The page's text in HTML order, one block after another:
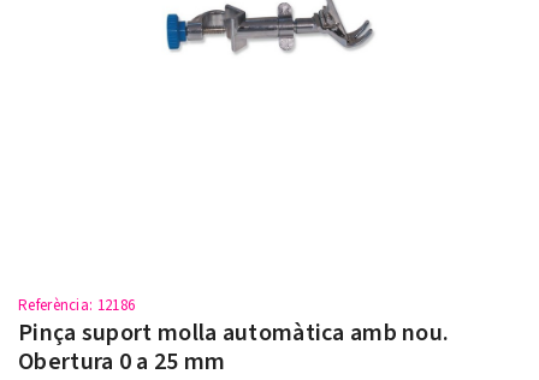
Referència: 12186
Pinça suport molla automàtica amb nou.
Obertura 0 a 25 mm